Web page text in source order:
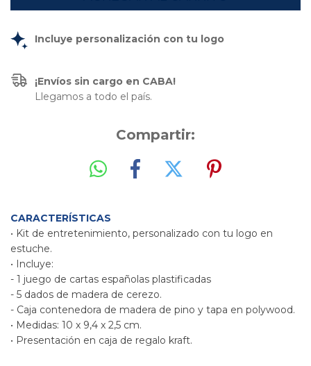
Incluye personalización con tu logo
¡Envíos sin cargo en CABA!
Llegamos a todo el país.
Compartir:
CARACTERÍSTICAS
• Kit de entretenimiento, personalizado con tu logo en
estuche.
• Incluye:
- 1 juego de cartas españolas plastificadas
- 5 dados de madera de cerezo.
- Caja contenedora de madera de pino y tapa en polywood.
• Medidas: 10 x 9,4 x 2,5 cm.
• Presentación en caja de regalo kraft.